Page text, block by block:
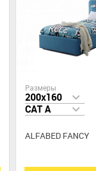
Размеры
200x160
CAT A
ALFABED FANCY